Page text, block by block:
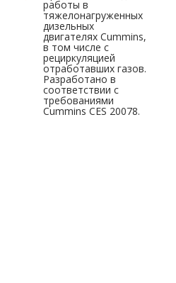
работы в
тяжелонагруженных
дизельных
двигателях Cummins,
в том числе с
рециркуляцией
отработавших газов.
Разработано в
соответствии с
требованиями
Cummins CES 20078.